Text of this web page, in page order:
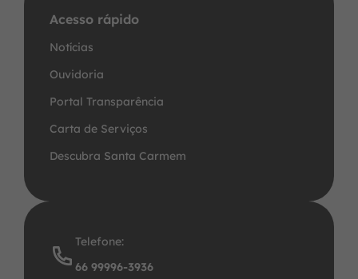
Social
Instagram
Social
Acesso rápido
Notícias
Ouvidoria
Portal Transparência
Carta de Serviços
Descubra Santa Carmem
Telefone:
66 99996-3936